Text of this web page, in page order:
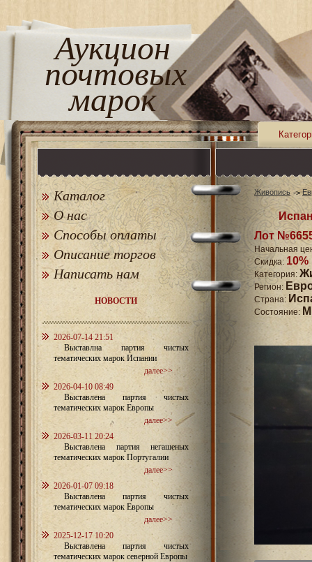
Аукцион
почтовых
марок
Каталог
О нас
Способы оплаты
Описание торгов
Написать нам
НОВОСТИ
2026-07-14 21:51
Выставлна партия чистых
тематических марок Испании
далее>>
2026-04-10 08:49
Выставлена партия чистых
тематических марок Европы
далее>>
2026-03-11 20:24
Выставлена партия негашеных
тематических марок Португалии
далее>>
2026-01-07 09:18
Выставлена партия чистых
тематических марок Европы
далее>>
2025-12-17 10:20
Выставлена партия чистых
тематических марок северной Европы
Живопись
Лот
Начальная
Скидка: 10%
Категория:
Регион:
Страна:
Состояние: